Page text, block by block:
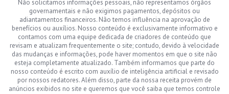
Não solicitamos informações pessoais, não representamos órgãos
governamentais e não exigimos pagamentos, depósitos ou
adiantamentos financeiros. Não temos influência na aprovação de
benefícios ou auxílios. Nosso conteúdo é exclusivamente informativo e
contamos com uma equipe dedicada de criadores de conteúdo que
revisam e atualizam frequentemente o site; contudo, devido à velocidade
das mudanças e informações, pode haver momentos em que o site não
esteja completamente atualizado. Também informamos que parte do
nosso conteúdo é escrito com auxílio de inteligência artificial e revisado
por nossos redatores. Além disso, parte da nossa receita provém de
anúncios exibidos no site e queremos que você saiba que temos controle